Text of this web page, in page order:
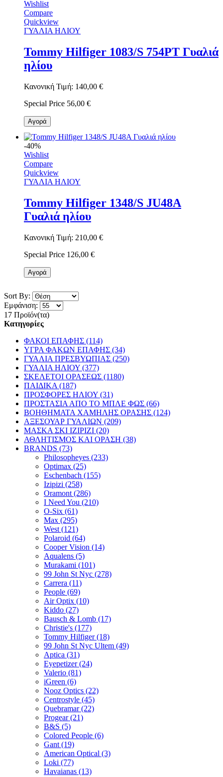
Wishlist
Compare
Quickview
ΓΥΑΛΙΑ ΗΛΙΟΥ
Tommy Hilfiger 1083/S 754PT Γυαλιά
ηλίου
Κανονική Τιμή: 140,00 €
Special Price 56,00 €
Αγορά
-40%
Wishlist
Compare
Quickview
ΓΥΑΛΙΑ ΗΛΙΟΥ
Tommy Hilfiger 1348/S JU48A
Γυαλιά ηλίου
Κανονική Τιμή: 210,00 €
Special Price 126,00 €
Αγορά
Sort By:
Εμφάνιση:
17 Προϊόν(τα)
Κατηγορίες
ΦΑΚΟΙ ΕΠΑΦΗΣ (114)
ΥΓΡΑ ΦΑΚΩΝ ΕΠΑΦΗΣ (34)
ΓΥΑΛΙΑ ΠΡΕΣΒΥΩΠΙΑΣ (250)
ΓΥΑΛΙΑ ΗΛΙΟΥ (377)
ΣΚΕΛΕΤΟΙ ΟΡΑΣΕΩΣ (1180)
ΠΑΙΔΙΚΑ (187)
ΠΡΟΣΦΟΡΕΣ ΗΛΙΟΥ (31)
ΠΡΟΣΤΑΣΙΑ ΑΠΟ ΤΟ ΜΠΛΕ ΦΩΣ (66)
ΒΟΗΘΗΜΑΤΑ ΧΑΜΗΛΗΣ ΟΡΑΣΗΣ (124)
ΑΞΕΣΟΥΑΡ ΓΥΑΛΙΩΝ (209)
ΜΑΣΚΑ ΣΚΙ IZIPIZI (20)
ΑΘΛΗΤΙΣΜΟΣ ΚΑΙ ΟΡΑΣΗ (38)
BRANDS (73)
Philosopheyes (233)
Optimax (25)
Eschenbach (155)
Izipizi (258)
Oramont (286)
I Need You (210)
O-Six (61)
Max (295)
West (121)
Polaroid (64)
Cooper Vision (14)
Aqualens (5)
Murakami (101)
99 John St Nyc (278)
Carrera (11)
People (69)
Air Optix (10)
Kiddo (27)
Bausch & Lomb (17)
Christie's (177)
Tommy Hilfiger (18)
99 John St Nyc Ultem (49)
Aptica (31)
Eyepetizer (24)
Valerio (81)
iGreen (6)
Nooz Optics (22)
Centrostyle (45)
Quebramar (22)
Progear (21)
Β&S (5)
Colored People (6)
Gant (19)
American Optical (3)
Loki (77)
Havaianas (13)